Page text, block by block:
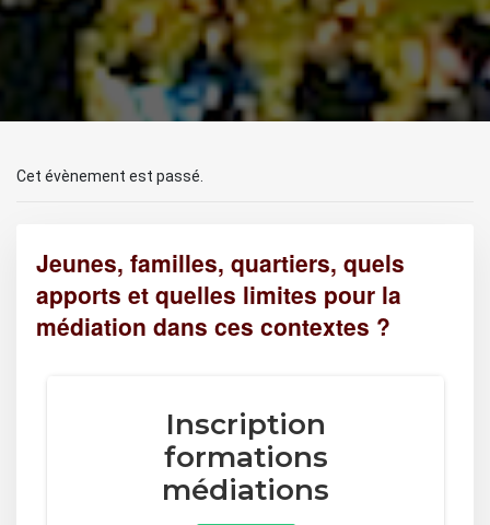
Cet évènement est passé.
Jeunes, familles, quartiers, quels
apports et quelles limites pour la
médiation dans ces contextes ?